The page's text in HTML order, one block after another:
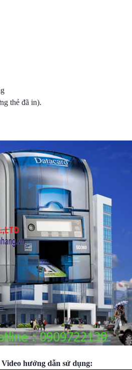
thẻ đã in).
Video hướng dẫn sử dụng: